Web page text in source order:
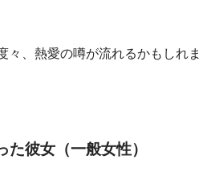
々、熱愛の噂が流れるかもしれま
彼女（一般女性）